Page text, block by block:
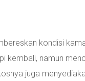
kondisi
kembali, namun
juga